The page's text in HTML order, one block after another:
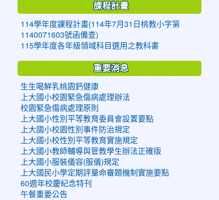
課程計畫
114學年度課程計畫(114年7月31日桃教小字第
1140071603號函備查)
115學年度各年級領域科目選用之教科書
重要消息
生生喝鮮乳桃園鈣健康
上大國小校園緊急傷病處理辦法
校園緊急傷病處理原則
上大國小性別平等教育委員會設置要點
上大國小校園性別事件防治規定
上大國小校性別平等教育實施規定
上大國小教師輔導與管教學生辦法正確版
上大國小服裝儀容(服儀)規定
上大國民小學定期評量命審題機制實施要點
60週年校慶紀念特刊
午餐重要公告